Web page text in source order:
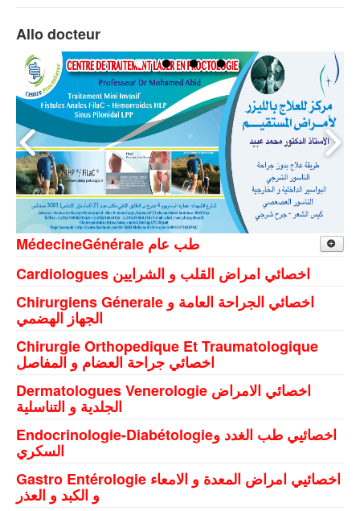
Contact
Allo docteur
MédecineGénérale طب عام
Doualy gafsa
Gafsa
Gafsa Cite des Jeunes
Gafsa Cite Ennour
Ksar Gafsa
M'Dhila
Metlaoui
Moulares
Redeyef
Cardiologues اخصائي امراض القلب و الشرايين
Chirurgiens Génerale اخصائي الجراحة العامة و
الجهاز الهضمي
Chirurgie Orthopedique Et Traumatologique
اخصائي جراحة العضام و المفاصل
Dermatologues Venerologie اخصائي الامراض
الجلدية و التناسلية
Endocrinologie-Diabétologieاخصائيي طب الغدد و
السكري
Gastro Entérologie اخصائيي امراض المعدة و الامعاء
و الكبد و العذر